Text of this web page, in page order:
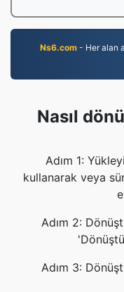
Ns6.com- Her alan
Nasıl
Adım 1:
kullanarak veya
Adım 2:
Adım 3: